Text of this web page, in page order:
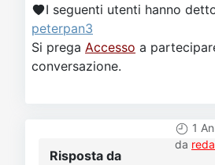
I seguenti utenti hanno
peterpan3
Si prega Accesso a
conversazione.
1
da
Risposta da